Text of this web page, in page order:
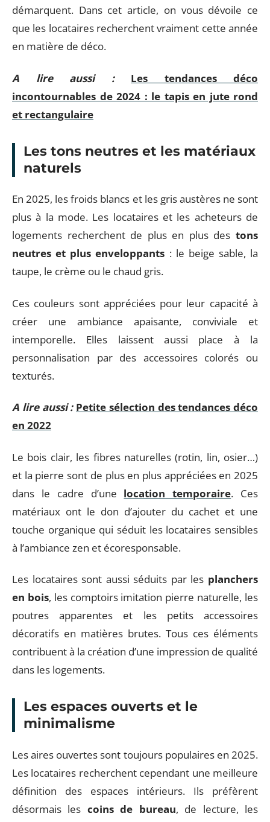
démarquent. Dans cet article, on vous dévoile ce
que les locataires recherchent vraiment cette année
en matière de déco.
A lire aussi :
Les tendances déco
incontournables de 2024 : le tapis en jute rond
et rectangulaire
Les tons neutres et les matériaux
naturels
En 2025, les froids blancs et les gris austères ne sont
plus à la mode. Les locataires et les acheteurs de
logements recherchent de plus en plus des tons
neutres et plus enveloppants : le beige sable, la
taupe, le crème ou le chaud gris.
Ces couleurs sont appréciées pour leur capacité à
créer une ambiance apaisante, conviviale et
intemporelle. Elles laissent aussi place à la
personnalisation par des accessoires colorés ou
texturés.
A lire aussi : Petite sélection des tendances déco
en 2022
Le bois clair, les fibres naturelles (rotin, lin, osier…)
et la pierre sont de plus en plus appréciées en 2025
dans le cadre d’une location temporaire. Ces
matériaux ont le don d’ajouter du cachet et une
touche organique qui séduit les locataires sensibles
à l’ambiance zen et écoresponsable.
Les locataires sont aussi séduits par les planchers
en bois, les comptoirs imitation pierre naturelle, les
poutres apparentes et les petits accessoires
décoratifs en matières brutes. Tous ces éléments
contribuent à la création d’une impression de qualité
dans les logements.
Les espaces ouverts et le
minimalisme
Les aires ouvertes sont toujours populaires en 2025.
Les locataires recherchent cependant une meilleure
définition des espaces intérieurs. Ils préfèrent
désormais les coins de bureau, de lecture, les